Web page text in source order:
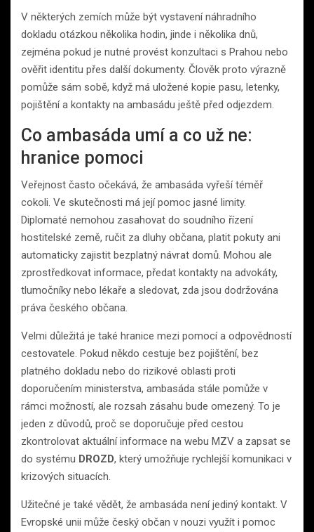
V některých zemích může být vystavení náhradního
dokladu otázkou několika hodin, jinde i několika dnů,
zejména pokud je nutné provést konzultaci s Prahou nebo
ověřit identitu přes další dokumenty. Člověk proto výrazně
pomůže sám sobě, když má uložené kopie pasu, letenky,
pojištění a kontakty na ambasádu ještě před odjezdem.
Co ambasáda umí a co už ne:
hranice pomoci
Veřejnost často očekává, že ambasáda vyřeší téměř
cokoli. Ve skutečnosti má její pomoc jasné limity.
Diplomaté nemohou zasahovat do soudního řízení
hostitelské země, ručit za dluhy občana, platit pokuty ani
automaticky zajistit bezplatný návrat domů. Mohou ale
zprostředkovat informace, předat kontakty na advokáty,
tlumočníky nebo lékaře a sledovat, zda jsou dodržována
práva českého občana.
Velmi důležitá je také hranice mezi pomocí a odpovědností
cestovatele. Pokud někdo cestuje bez pojištění, bez
platného dokladu nebo do rizikové oblasti proti
doporučením ministerstva, ambasáda stále pomůže v
rámci možností, ale rozsah zásahu bude omezený. To je
jeden z důvodů, proč se doporučuje před cestou
zkontrolovat aktuální informace na webu MZV a zapsat se
do systému DROZD, který umožňuje rychlejší komunikaci v
krizových situacích.
Užitečné je také vědět, že ambasáda není jediný kontakt. V
Evropské unii může český občan v nouzi využít i pomoc